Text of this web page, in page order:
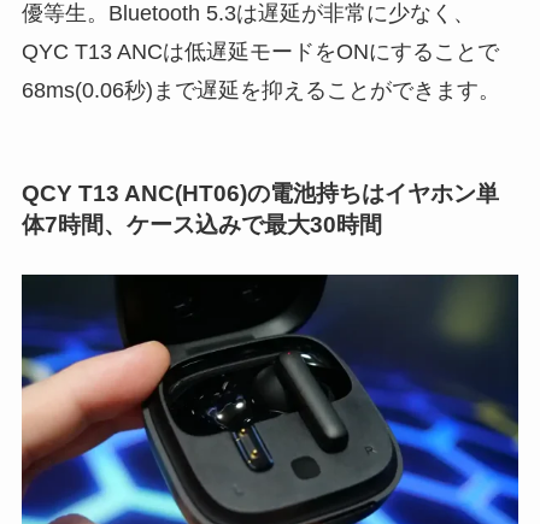
優等生。Bluetooth 5.3は遅延が非常に少なく、
QYC T13 ANCは低遅延モードをONにすることで
68ms(0.06秒)まで遅延を抑えることができます。
QCY T13 ANC(HT06)の電池持ちはイヤホン単
体7時間、ケース込みで最大30時間